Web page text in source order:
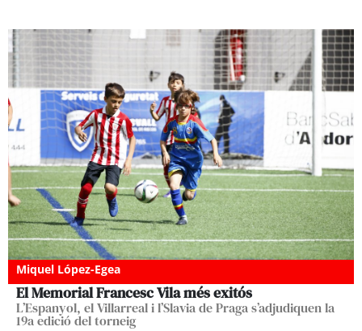
Miquel López-Egea
El Memorial Francesc Vila més exitós
L’Espanyol, el Villarreal i l’Slavia de Praga s’adjudiquen la
19a edició del torneig